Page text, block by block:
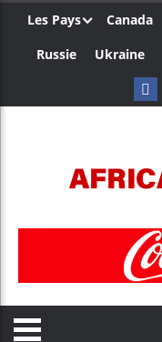
Les Pays Canada
Russie
Ukraine